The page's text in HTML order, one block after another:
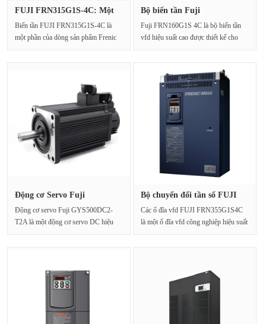
FUJI FRN315G1S-4C: Một
Biến tần FUJI FRN315G1S-4C là
một phần của dòng sản phẩm Frenic
Bộ biến tần Fuji
Fuji FRN160G1S 4C là bộ biến tần
vfd hiệu suất cao được thiết kế cho
Động cơ Servo Fuji
Động cơ servo Fuji GYS500DC2-
T2A là một động cơ servo DC hiệu
Bộ chuyển đổi tần số FUJI
Các ổ đĩa vfd FUJI FRN355G1S4C
là một ổ đĩa vfd công nghiệp hiệu suất